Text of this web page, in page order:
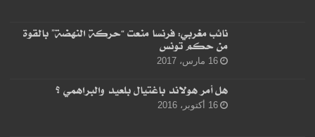
نائب مغربي: فرنسا منعت “حركة النهضة” بالقوة
من حكم تونس
16 مارس، 2017
هل أمر هولاند باغتيال بلعيد والبراهمي ؟
16 أكتوبر، 2016